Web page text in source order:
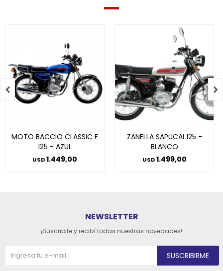
MOTO BACCIO CLASSIC F
125 - AZUL
USD1.449,00
ZANELLA SAPUCAI 125 -
BLANCO
USD1.499,00
 
NEWSLETTER
¡Suscribite y recibí todas nuestras novedades!
SUSCRIBIRME